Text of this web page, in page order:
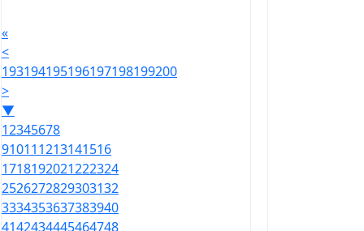
«
<
193194195196197198199200
>
▼
12345678
910111213141516
1718192021222324
2526272829303132
3334353637383940
4142434445464748